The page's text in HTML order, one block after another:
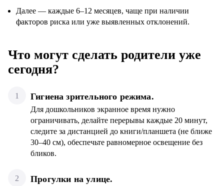
Далее — каждые 6–12 месяцев, чаще при наличии
факторов риска или уже выявленных отклонений.
Что могут сделать родители уже
сегодня?
Гигиена зрительного режима.
Для дошкольников экранное время нужно
ограничивать, делайте перерывы каждые 20 минут,
следите за дистанцией до книги/планшета (не ближе
30–40 см), обеспечьте равномерное освещение без
бликов.
Прогулки на улице.